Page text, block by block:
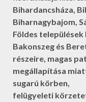
Bihardancsháza,
Biharnagybajom,
Földes
Bakonszeg és
részeire, magas
megállapítása
sugarú körben,
felügyeleti